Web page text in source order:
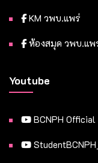
KM วพบ.แพร่
ห้องสมุด วพบ.แพ
Youtube
BCNPH Official